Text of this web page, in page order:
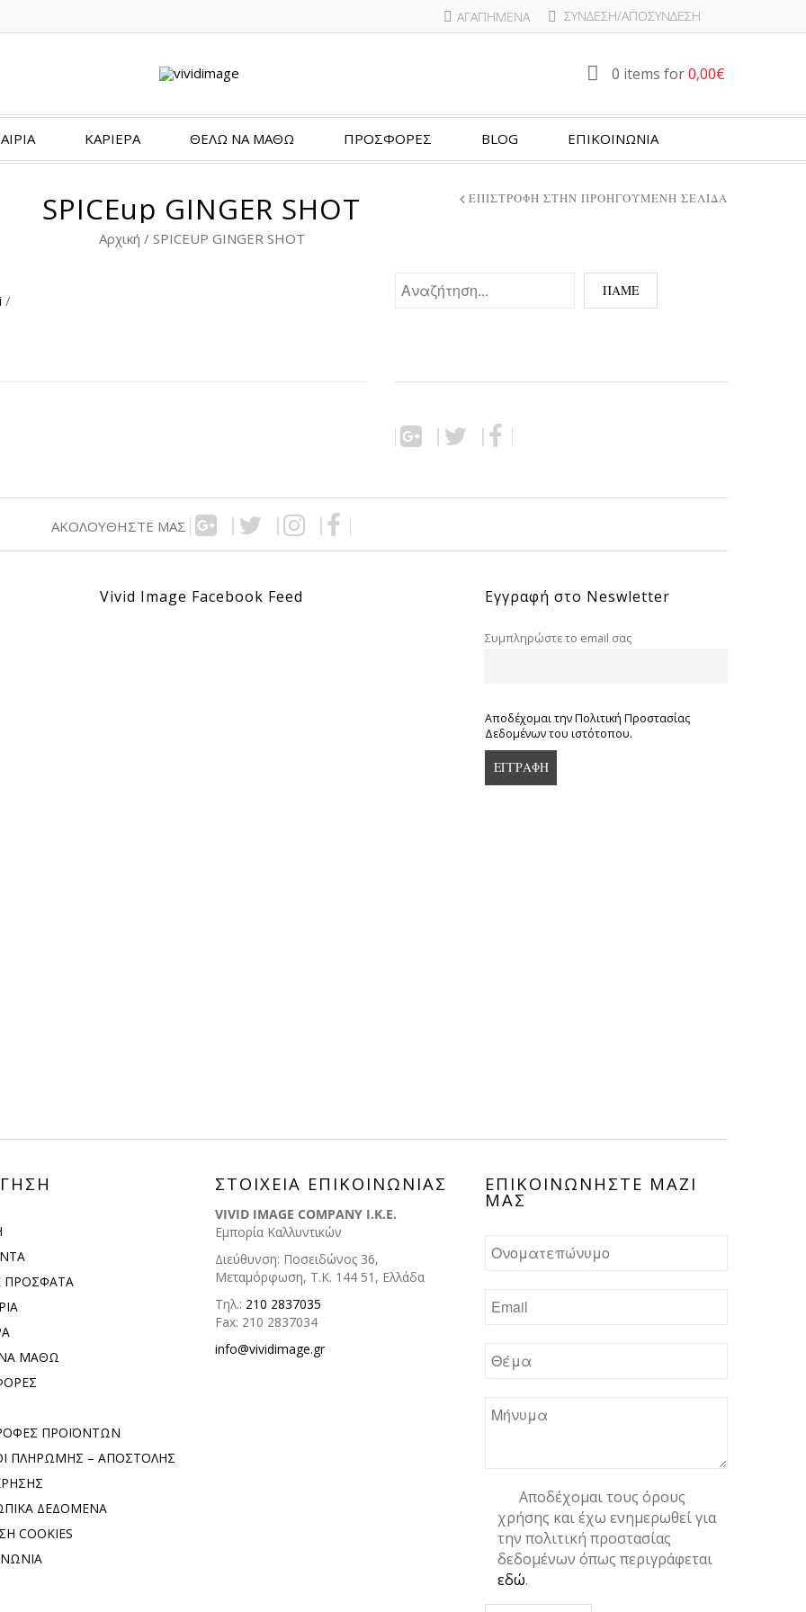
ΣΎΝΔΕΣΗ/ΑΠΟΣΎΝΔΕΣΗ
ΑΓΑΠΗΜΈΝΑ
0 items for0,00€
ΚΑΡΙΕΡΑ ΘΈΛΩ ΝΑ ΜΆΘΩ ΠΡΟΣΦΟΡΕΣ BLOG ΕΠΙΚΟΙΝΩΝΙΑ
SPICEup GINGER SHOT
Αρχική / SPICEUP GINGER SHOT
ΕΠΙΣΤΡΟΦΉ ΣΤΗΝ ΠΡΟΗΓΟΎΜΕΝΗ ΣΕΛΊΔΑ
/
ΑΚΟΛΟΥΘΉΣΤΕ ΜΑΣ
Vivid Image Facebook Feed Εγγραφή στο Neswletter
Συμπληρώστε το email σας
Αποδέχομαι την Πολιτική Προστασίας
Δεδομένων του ιστότοπου.
ΠΡΟΣΦΑΤΑ
ΜΑΘΩ
ΠΡΟΪΟΝΤΩΝ
ΠΛΗΡΩΜΗΣ – ΑΠΟΣΤΟΛΗΣ
ΔΕΔΟΜΕΝΑ
COOKIES
ΣΤΟΙΧΕΙΑ ΕΠΙΚΟΙΝΩΝΙΑΣ
VIVID IMAGE COMPANY I.K.E.
Εμπορία Καλλυντικών
Διεύθυνση: Ποσειδώνος 36,
Μεταμόρφωση, Τ.Κ. 144 51, Ελλάδα
Τηλ.: 210 2837035
Fax: 210 2837034
info@vividimage.gr
ΕΠΙΚΟΙΝΩΝHΣΤΕ ΜΑΖΙ
ΜΑΣ
Αποδέχομαι τους όρους
χρήσης και έχω ενημερωθεί για
την πολιτική προστασίας
δεδομένων όπως περιγράφεται
εδώ.